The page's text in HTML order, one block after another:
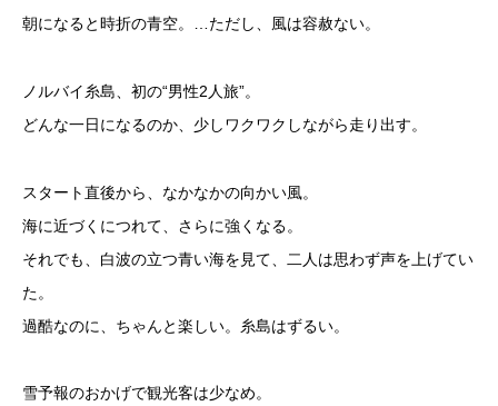
朝になると時折の青空。…ただし、風は容赦ない。
ノルバイ糸島、初の“男性2人旅”。
どんな一日になるのか、少しワクワクしながら走り出す。
スタート直後から、なかなかの向かい風。
海に近づくにつれて、さらに強くなる。
それでも、白波の立つ青い海を見て、二人は思わず声を上げてい
た。
過酷なのに、ちゃんと楽しい。糸島はずるい。
雪予報のおかげで観光客は少なめ。